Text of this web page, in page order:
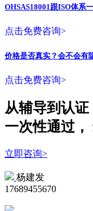
OHSAS18001跟ISO体系
点击免费咨询>
价格是否真实？会不会有
点击免费咨询>
从辅导到认证
一次性通过，
立即咨询>
杨建发
17689455670